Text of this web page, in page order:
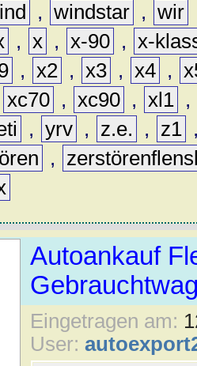
, windstar , wir
, x , x-90 , x-
, x2 , x3 , x4 ,
xc70 , xc90 , xl1 ,
, yrv , z.e. , z1
,
Autoankauf
Eingetragen am:
User: